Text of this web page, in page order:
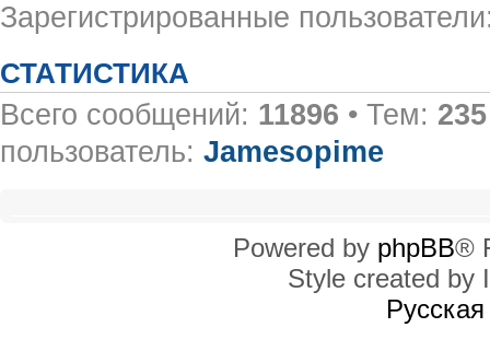
Зарегистрированные
СТАТИСТИКА
Всего сообщений: 11896 • Тем: 235
пользователь: Jamesopime
Powered by phpBB®
Style created by